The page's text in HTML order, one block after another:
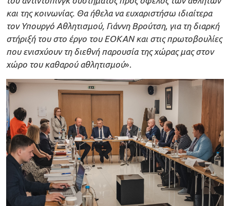
και της κοινωνίας. Θα ήθελα να ευχαριστήσω ιδιαίτερα
τον Υπουργό Αθλητισμού, Γιάννη Βρούτση, για τη διαρκή
στήριξή του στο έργο του ΕΟΚΑΝ και στις πρωτοβουλίες
που ενισχύουν τη διεθνή παρουσία της χώρας μας στον
χώρο του καθαρού αθλητισμού».